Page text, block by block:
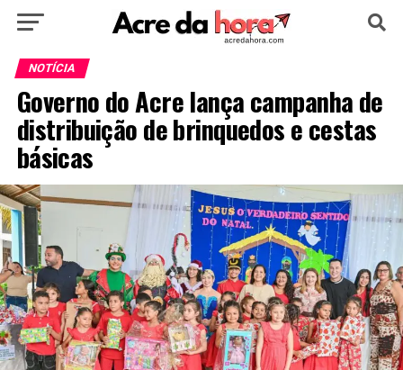
HOME
EDUCAÇÃO NOTÍCIA MUNDO
NOTÍCIA
Governo do Acre lança campanha de
distribuição de brinquedos e cestas
básicas